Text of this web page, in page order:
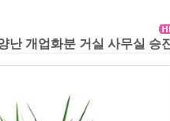
난 개업화분 거실 사무실 승